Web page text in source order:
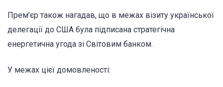
Прем’єр також нагадав, що в межах візиту української
делегації до США була підписана стратегічна
енергетична угода зі Світовим банком.
У межах цієї домовленості: